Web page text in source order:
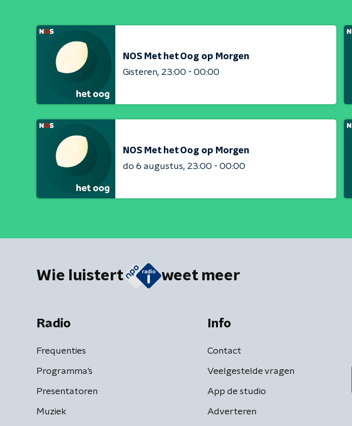
NOS Met het Oog op Morgen
Gisteren 23:00 - 00:00
NOS Met het Oog op Morgen
do 6 augustus 23:00 - 00:00
Wie luistert weet meer
Radio
Frequenties
Programma's
Presentatoren
Muziek
Info
Contact
Veelgestelde vragen
App de studio
Adverteren